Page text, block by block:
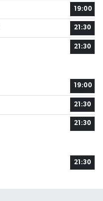
19:00
21:30
21:30
19:00
21:30
21:30
21:30